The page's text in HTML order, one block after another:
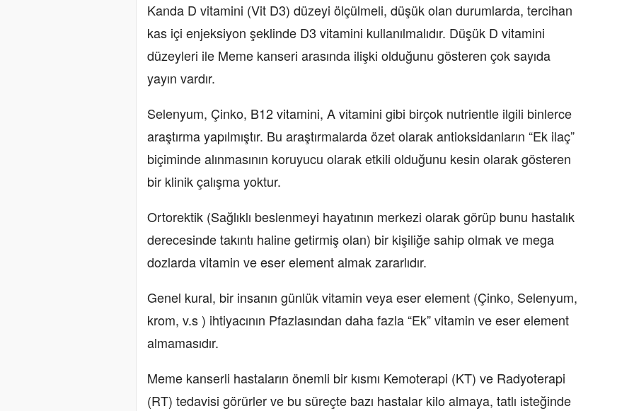
Kanda D vitamini (Vit D3) düzeyi ölçülmeli, düşük olan durumlarda, tercihan
kas içi enjeksiyon şeklinde D3 vitamini kullanılmalıdır. Düşük D vitamini
düzeyleri ile Meme kanseri arasında ilişki olduğunu gösteren çok sayıda
yayın vardır.
Selenyum, Çinko, B12 vitamini, A vitamini gibi birçok nutrientle ilgili binlerce
araştırma yapılmıştır. Bu araştırmalarda özet olarak antioksidanların “Ek ilaç”
biçiminde alınmasının koruyucu olarak etkili olduğunu kesin olarak gösteren
bir klinik çalışma yoktur.
Ortorektik (Sağlıklı beslenmeyi hayatının merkezi olarak görüp bunu hastalık
derecesinde takıntı haline getirmiş olan) bir kişiliğe sahip olmak ve mega
dozlarda vitamin ve eser element almak zararlıdır.
Genel kural, bir insanın günlük vitamin veya eser element (Çinko, Selenyum,
krom, v.s ) ihtiyacının Pfazlasından daha fazla “Ek” vitamin ve eser element
almamasıdır.
Meme kanserli hastaların önemli bir kısmı Kemoterapi (KT) ve Radyoterapi
(RT) tedavisi görürler ve bu süreçte bazı hastalar kilo almaya, tatlı isteğinde